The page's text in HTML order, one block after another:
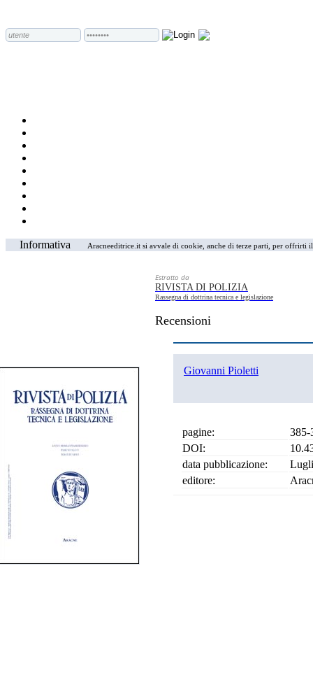
Informativa Aracneeditrice.it si avvale di cookie, anche di terze parti, per
Estratto da
RIVISTA DI POLIZIA
Rassegna di dottrina tecnica e legislazione
Recensioni
Giovanni Pioletti
pagine:
385-
DOI:
data pubblicazione:
editore: